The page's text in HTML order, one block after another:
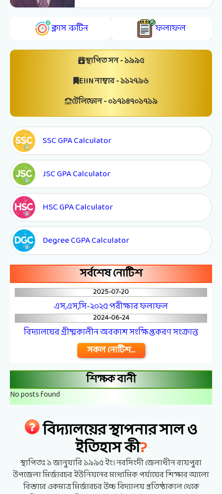
ক্লাস রুটিন ফলাফল
স্থাপিত সন - ১৯৯৫
EIIN নাম্বার - ১১২৭৯৬
টেলিফোন - ০১৭১৪৭০১৭১৯
SSC GPA Calculator
JSC GPA Calculator
HSC GPA Calculator
Degree CGPA Calculator
সর্বশেষ নোটিশ
2025-07-20
এস,এস,সি-২০২৫ পরীক্ষার ফলাফল
2024-06-24
বিদ্যালয়ের গ্রীষ্মকালীন অবকাশ সংক্ষিপ্তকরণ সংক্রান্ত
সকল নোটিশ...
শিক্ষক বানী
No posts found
বিদ্যালয়ের স্থাপনার সাল ও
ইতিহাস কী?
স্থাপিতঃ ১ জানুয়ারি ১৯৯৫ ইং। নরসিংদী জেলাধীন রায়পুরা
উপজেলা মির্জারচর ইউনিয়নের মাধ্যমিক পর্যায়ের শিক্ষার আলো
বিস্তারে একমাত্র মির্জারচর উচ্চ বিদ্যালয় প্রতিষ্ঠাকাল থেকে